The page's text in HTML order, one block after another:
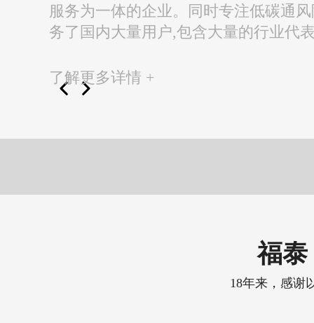
服务为一体的企业。同时专注低碳通
务了国内大量用户,包含大量的行业代
了解更多详情 +
福泰
18年来，感谢